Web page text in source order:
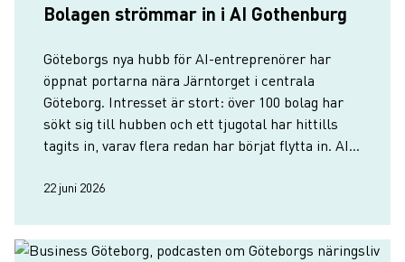
Bolagen strömmar in i AI Gothenburg
Göteborgs nya hubb för AI-entreprenörer har
öppnat portarna nära Järntorget i centrala
Göteborg. Intresset är stort: över 100 bolag har
sökt sig till hubben och ett tjugotal har hittills
tagits in, varav flera redan har börjat flytta in. AI
till hösten.
22 juni 2026